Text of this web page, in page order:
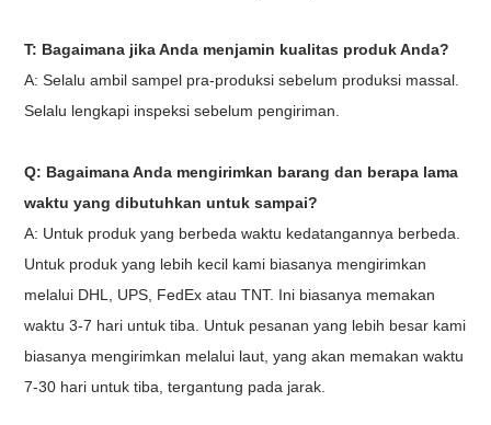
T: Bagaimana jika Anda menjamin kualitas produk Anda?
A: Selalu ambil sampel pra-produksi sebelum produksi massal.
Selalu lengkapi inspeksi sebelum pengiriman.
Q: Bagaimana Anda mengirimkan barang dan berapa lama
waktu yang dibutuhkan untuk sampai?
A: Untuk produk yang berbeda waktu kedatangannya berbeda.
Untuk produk yang lebih kecil kami biasanya mengirimkan
melalui DHL, UPS, FedEx atau TNT. Ini biasanya memakan
waktu 3-7 hari untuk tiba. Untuk pesanan yang lebih besar kami
biasanya mengirimkan melalui laut, yang akan memakan waktu
7-30 hari untuk tiba, tergantung pada jarak.